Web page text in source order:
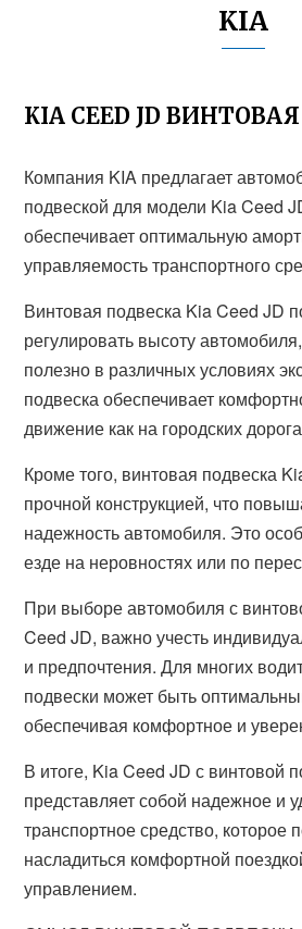
KIA
KIA CEED JD
Компания KIA предлагает
подвеской для модели Kia Ceed
обеспечивает оптимальную
управляемость транспортного
Винтовая подвеска Kia Ceed JD
регулировать высоту
полезно в различных условиях
подвеска обеспечивает
движение как на городских
Кроме того, винтовая подвеска
прочной конструкцией, что
надежность автомобиля. Это
езде на неровностях или по
При выборе автомобиля с
Ceed JD, важно учесть
и предпочтения. Для многих
подвески может быть
обеспечивая комфортное и
В итоге, Kia Ceed JD с винтовой
представляет собой надежное и
транспортное средство, которое
насладиться комфортной
управлением.